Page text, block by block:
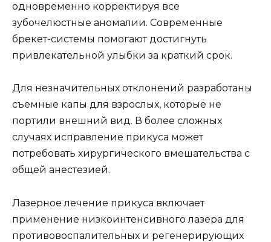
одновременно корректируя все
зубочелюстные аномалии. Современные
брекет-системы помогают достигнуть
привлекательной улыбки за краткий срок.
Для незначительных отклонений разработаны
съемные капы для взрослых, которые не
портили внешний вид. В более сложных
случаях исправление прикуса может
потребовать хирургического вмешательства с
общей анестезией.
Лазерное лечение прикуса включает
применение низкоинтенсивного лазера для
противовоспалительных и регенерирующих